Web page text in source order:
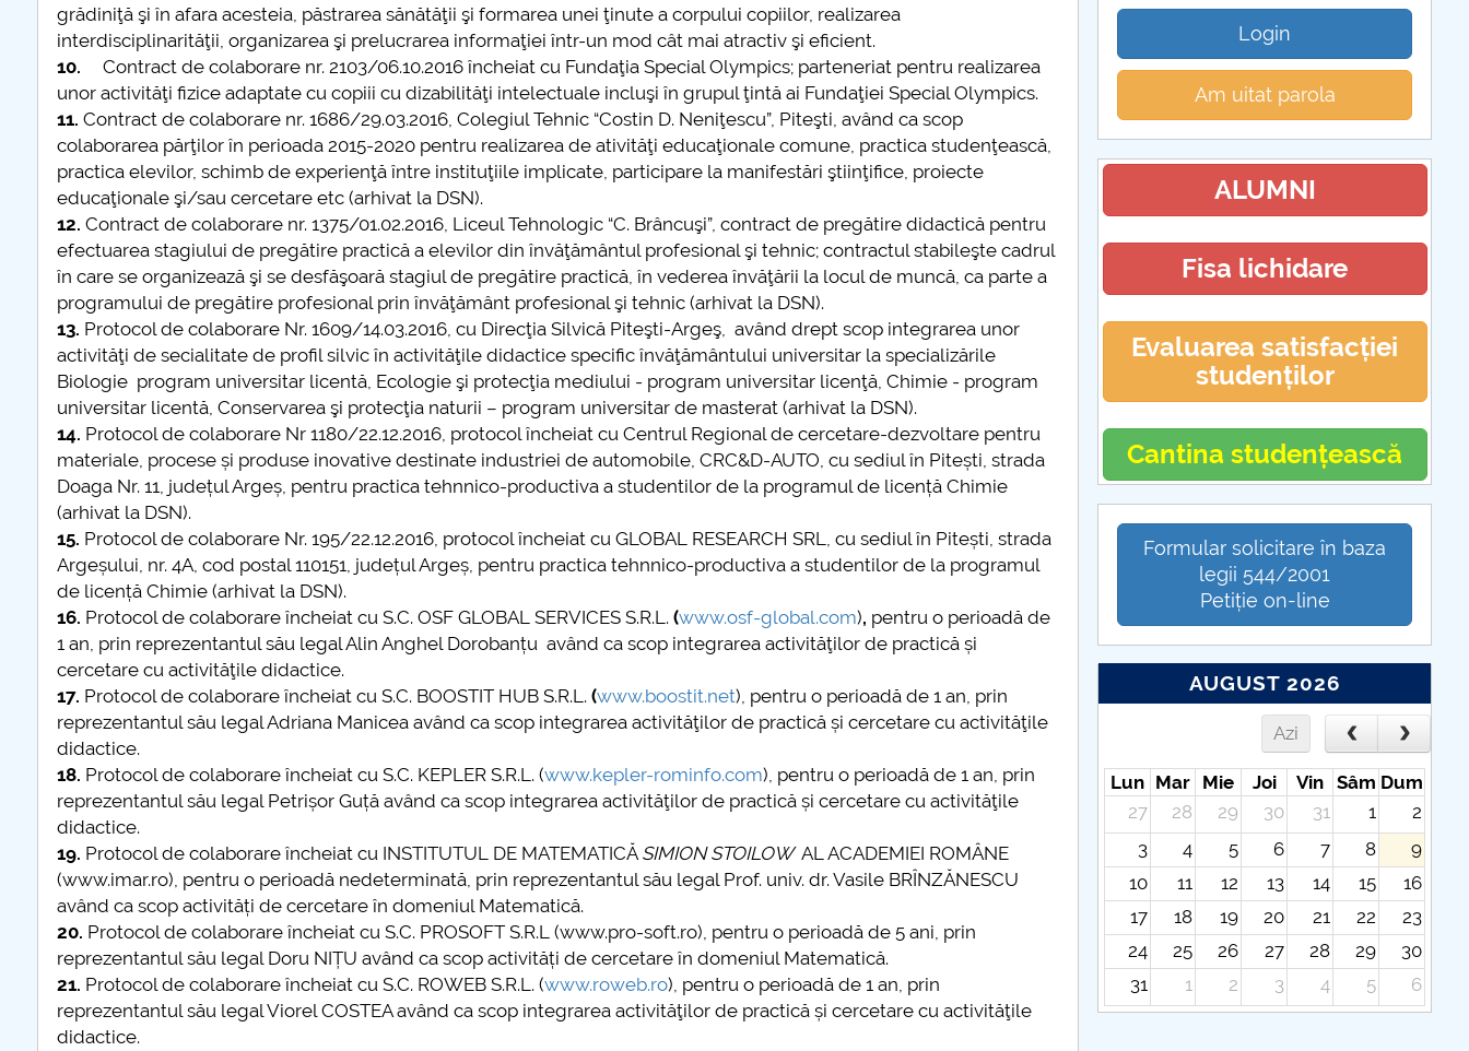
grădiniţă şi în afara acesteia, păstrarea sănătăţii şi formarea unei ţinute a corpului copiilor, realizarea
interdisciplinarităţii, organizarea şi prelucrarea informaţiei într-un mod cât mai atractiv şi eficient.
10. Contract de colaborare nr. 2103/06.10.2016 încheiat cu Fundaţia Special Olympics; parteneriat pentru realizarea
unor activităţi fizice adaptate cu copiii cu dizabilităţi intelectuale incluşi în grupul ţintă ai Fundaţiei Special Olympics.
11. Contract de colaborare nr. 1686/29.03.2016, Colegiul Tehnic “Costin D. Neniţescu”, Piteşti, având ca scop
colaborarea părţilor în perioada 2015-2020 pentru realizarea de ativităţi educaţionale comune, practica studenţească,
practica elevilor, schimb de experienţă între instituţiile implicate, participare la manifestări ştiinţifice, proiecte
educaţionale şi/sau cercetare etc (arhivat la DSN).
12. Contract de colaborare nr. 1375/01.02.2016, Liceul Tehnologic “C. Brâncuşi”, contract de pregătire didactică pentru
efectuarea stagiului de pregătire practică a elevilor din învăţământul profesional şi tehnic; contractul stabileşte cadrul
în care se organizează şi se desfăşoară stagiul de pregătire practică, în vederea învăţării la locul de muncă, ca parte a
programului de pregătire profesional prin învăţământ profesional şi tehnic (arhivat la DSN).
13. Protocol de colaborare Nr. 1609/14.03.2016, cu Direcţia Silvică Piteşti-Argeş, având drept scop integrarea unor
activităţi de secialitate de profil silvic în activităţile didactice specific învăţământului universitar la specializările
Biologie program universitar licentă, Ecologie şi protecţia mediului - program universitar licenţă, Chimie - program
universitar licentă, Conservarea şi protecţia naturii – program universitar de masterat (arhivat la DSN).
14. Protocol de colaborare Nr 1180/22.12.2016, protocol încheiat cu Centrul Regional de cercetare-dezvoltare pentru
materiale, procese și produse inovative destinate industriei de automobile, CRC&D-AUTO, cu sediul în Pitești, strada
Doaga Nr. 11, județul Argeș, pentru practica tehnnico-productiva a studentilor de la programul de licență Chimie
(arhivat la DSN).
15. Protocol de colaborare Nr. 195/22.12.2016, protocol încheiat cu GLOBAL RESEARCH SRL, cu sediul în Pitești, strada
Argeșului, nr. 4A, cod postal 110151, județul Argeș, pentru practica tehnnico-productiva a studentilor de la programul
de licență Chimie (arhivat la DSN).
16. Protocol de colaborare încheiat cu S.C. OSF GLOBAL SERVICES S.R.L.(www.osf-global.com), pentru o perioadă de
1 an, prin reprezentantul său legal Alin Anghel Dorobanțu având ca scop integrarea activităţilor de practică și
cercetare cu activităţile didactice.
17. Protocol de colaborare încheiat cu S.C. BOOSTIT HUB S.R.L.(www.boostit.net), pentru o perioadă de 1 an, prin
reprezentantul său legal Adriana Manicea având ca scop integrarea activităţilor de practică și cercetare cu activităţile
didactice.
18. Protocol de colaborare încheiat cu S.C. KEPLER S.R.L. (www.kepler-rominfo.com), pentru o perioadă de 1 an, prin
reprezentantul său legal Petrișor Guță având ca scop integrarea activităţilor de practică și cercetare cu activităţile
didactice.
19. Protocol de colaborare încheiat cu INSTITUTUL DE MATEMATICĂ SIMION STOILOWAL ACADEMIEI ROMÂNE
(www.imar.ro), pentru o perioadă nedeterminată, prin reprezentantul său legal Prof. univ. dr. Vasile BRÎNZĂNESCU
având ca scop activități de cercetare în domeniul Matematică.
20. Protocol de colaborare încheiat cu S.C. PROSOFT S.R.L (www.pro-soft.ro), pentru o perioadă de 5 ani, prin
reprezentantul său legal Doru NIȚU având ca scop activități de cercetare în domeniul Matematică.
21. Protocol de colaborare încheiat cu S.C. ROWEB S.R.L. (www.roweb.ro), pentru o perioadă de 1 an, prin
reprezentantul său legal Viorel COSTEA având ca scop integrarea activităţilor de practică și cercetare cu activităţile
didactice.
Login
Am uitat parola
ALUMNI
Fisa lichidare
Evaluarea satisfacției
studenților
Cantina studențească
Formular solicitare în baza
legii 544/2001
Petiție on-line
AUGUST 2026
Azi
Lun Mar Mie Joi Vin Sâm Dum
27
28 29 30 31 1
2
3
4 5 6 7 8
9
10
11 12 13 14 15
16
17
18 19 20 21 22
23
24
25 26 27 28 29
30
31
1 2 3 4 5 6